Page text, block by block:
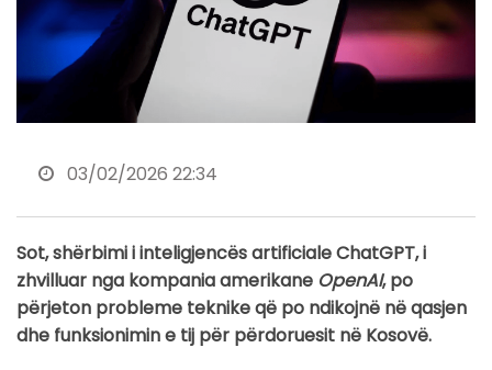
03/02/2026 22:34
Sot, shërbimi i inteligjencës artificiale ChatGPT, i
zhvilluar nga kompania amerikane OpenAI, po
përjeton probleme teknike që po ndikojnë në qasjen
dhe funksionimin e tij për përdoruesit në Kosovë.